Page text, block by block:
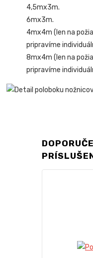
4,5mx3m.
6mx3m.
4mx4m (len na
pripravíme
8mx4m (len na
pripravíme